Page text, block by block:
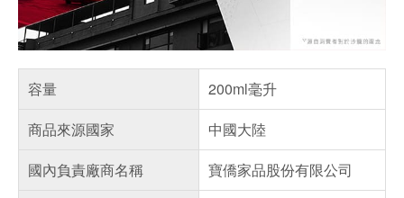
容量
200ml毫升
商品來源國家
中國大陸
國內負責廠商名稱
寶僑家品股份有限公司